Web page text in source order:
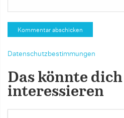
Datenschutzbestimmungen
Das könnte
interessieren